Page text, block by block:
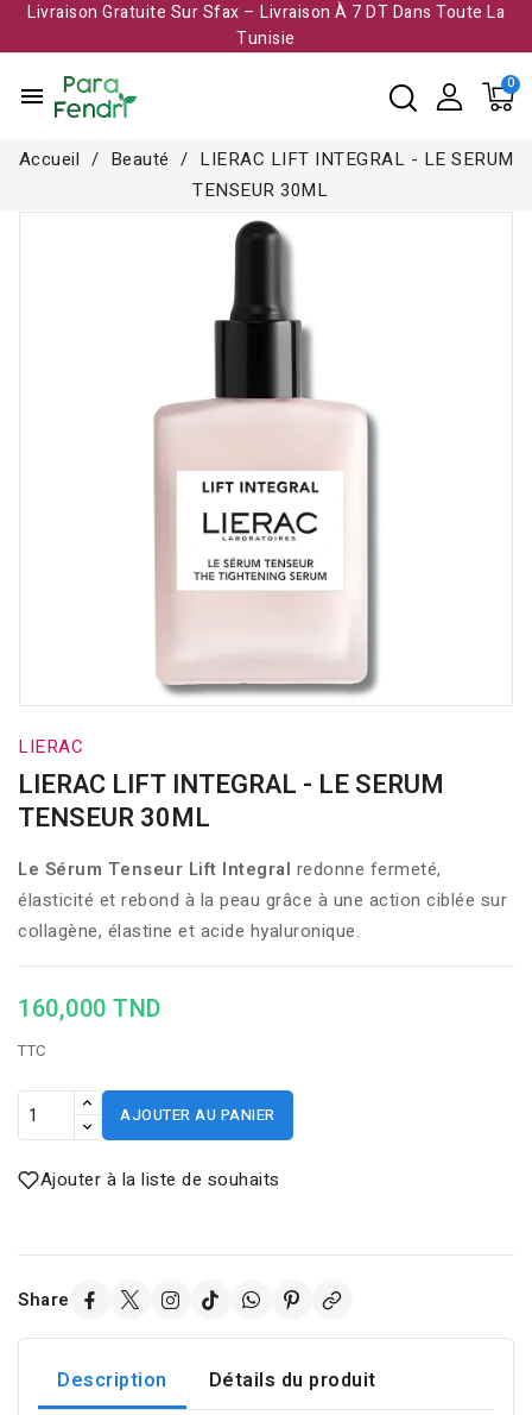
Livraison Gratuite Sur Sfax – Livraison À 7 DT Dans Toute La
Tunisie​
menu
Accueil Beauté
LIERAC LIFT INTEGRAL - LE SERUM
TENSEUR 30ML
LIERAC
LIERAC LIFT INTEGRAL - LE SERUM
TENSEUR 30ML
Le Sérum Tenseur Lift Integral redonne fermeté,
élasticité et rebond à la peau grâce à une action ciblée sur
collagène, élastine et acide hyaluronique.
160,000 TND
TTC
AJOUTER AU PANIER
Ajouter à la liste de souhaits
Share
Description Détails du produit